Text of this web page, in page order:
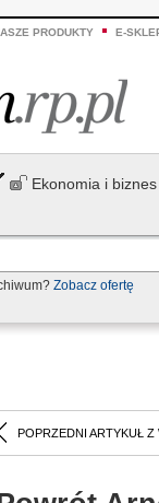
PRODUKTY E-
Ekonomia i biznes
Zobacz ofertę
POPRZEDNI ARTYKUŁ Z